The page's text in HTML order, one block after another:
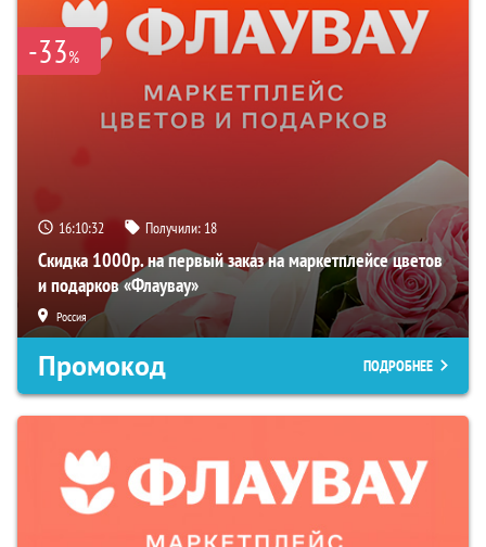
-33%
16:10:31 Получили: 18
Скидка 1000р. на первый заказ на маркетплейсе цветов
и подарков «Флаувау»
Россия
Промокод ПОДРОБНЕЕ